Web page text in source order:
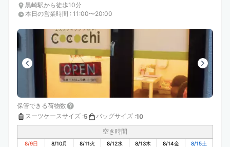
黒崎駅から徒歩10分
本日の営業時間 : 11:00〜20:00
保管できる荷物数
スーツケースサイズ :5 バッグサイズ :10
空き時間
8/9日 8/10月 8/11火 8/12水 8/13木 8/14金 8/15土